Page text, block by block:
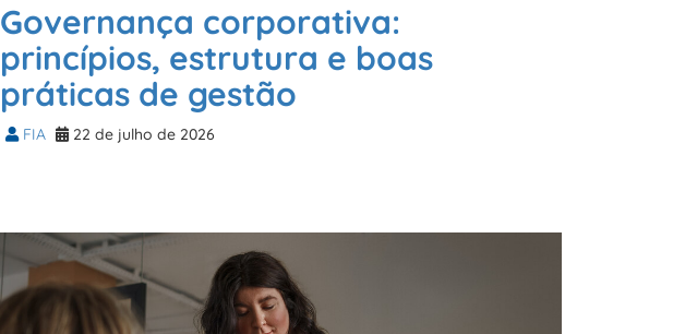
Governança corporativa:
princípios, estrutura e boas
práticas de gestão
FIA 22 de julho de 2026